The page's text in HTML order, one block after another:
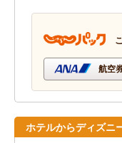
航空
ホテルからディズニ